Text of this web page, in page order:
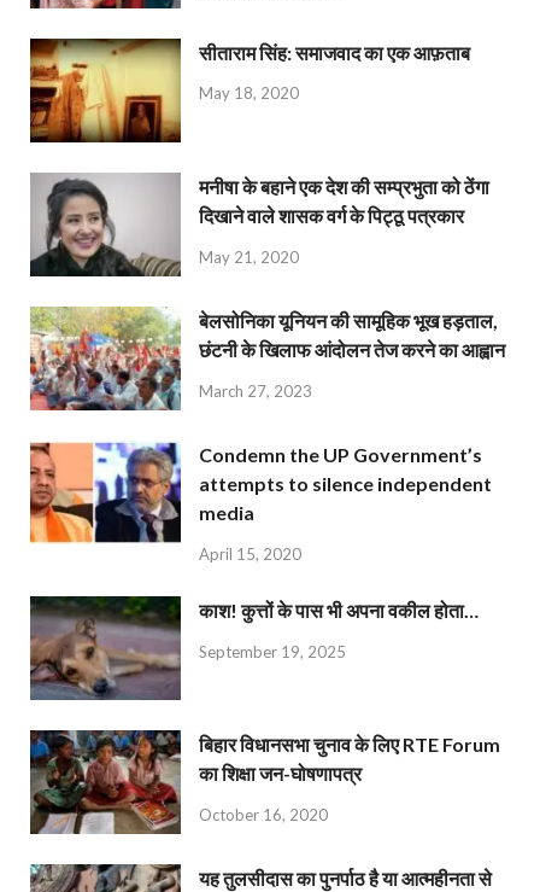
सीताराम सिंह: समाजवाद का एक आफ़ताब
May 18, 2020
मनीषा के बहाने एक देश की सम्प्रभुता को ठेंगा
दिखाने वाले शासक वर्ग के पिट्ठू पत्रकार
May 21, 2020
बेलसोनिका यूनियन की सामूहिक भूख हड़ताल,
छंटनी के खिलाफ आंदोलन तेज करने का आह्वान
March 27, 2023
Condemn the UP Government’s
attempts to silence independent
media
April 15, 2020
काश! कुत्तों के पास भी अपना वकील होता…
September 19, 2025
बिहार विधानसभा चुनाव के लिए RTE Forum
का शिक्षा जन-घोषणापत्र
October 16, 2020
यह तुलसीदास का पुनर्पाठ है या आत्महीनता से